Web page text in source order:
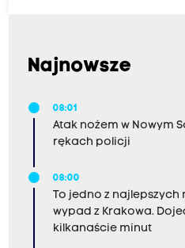
Najnowsze
08:01
Atak nożem w Nowym
rękach policji
08:00
To jedno z
wypad z Krakowa.
kilkanaście minut